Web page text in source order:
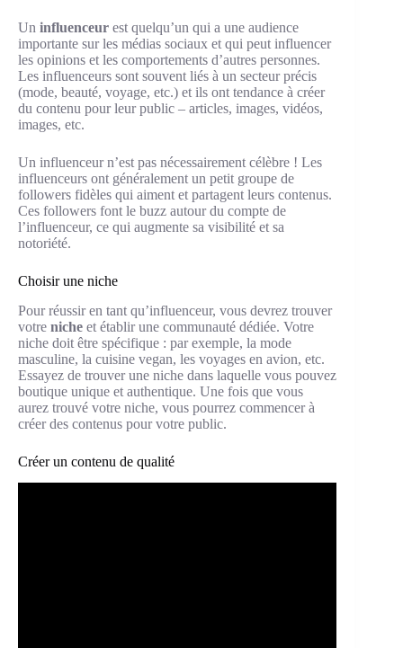
Un influenceur est quelqu’un qui a une audience
importante sur les médias sociaux et qui peut influencer
les opinions et les comportements d’autres personnes.
Les influenceurs sont souvent liés à un secteur précis
(mode, beauté, voyage, etc.) et ils ont tendance à créer
du contenu pour leur public – articles, images, vidéos,
images, etc.
Un influenceur n’est pas nécessairement célèbre ! Les
influenceurs ont généralement un petit groupe de
followers fidèles qui aiment et partagent leurs contenus.
Ces followers font le buzz autour du compte de
l’influenceur, ce qui augmente sa visibilité et sa
notoriété.
Choisir une niche
Pour réussir en tant qu’influenceur, vous devrez trouver
votre niche et établir une communauté dédiée. Votre
niche doit être spécifique : par exemple, la mode
masculine, la cuisine vegan, les voyages en avion, etc.
Essayez de trouver une niche dans laquelle vous pouvez
boutique unique et authentique. Une fois que vous
aurez trouvé votre niche, vous pourrez commencer à
créer des contenus pour votre public.
Créer un contenu de qualité